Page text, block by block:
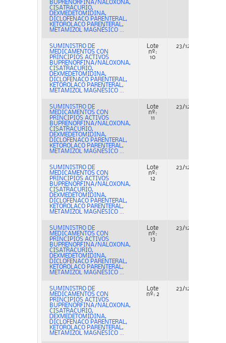
BUPRENORFINA/NALOXONA,
CISATRACURIO,
DEXMEDETOMIDINA,
DICLOFENACO PARENTERAL,
KETOROLACO PARENTERAL,
METAMIZOL MAGNÉSICO ...
SUMINISTRO DE
MEDICAMENTOS CON
PRINCIPIOS ACTIVOS
BUPRENORFINA/NALOXONA,
CISATRACURIO,
DEXMEDETOMIDINA,
DICLOFENACO PARENTERAL,
KETOROLACO PARENTERAL,
METAMIZOL MAGNÉSICO ...
Lote
nº:
10
23/12/2022
SUMINISTRO DE
MEDICAMENTOS CON
PRINCIPIOS ACTIVOS
BUPRENORFINA/NALOXONA,
CISATRACURIO,
DEXMEDETOMIDINA,
DICLOFENACO PARENTERAL,
KETOROLACO PARENTERAL,
METAMIZOL MAGNÉSICO ...
Lote
nº:
11
23/12/2022
SUMINISTRO DE
MEDICAMENTOS CON
PRINCIPIOS ACTIVOS
BUPRENORFINA/NALOXONA,
CISATRACURIO,
DEXMEDETOMIDINA,
DICLOFENACO PARENTERAL,
KETOROLACO PARENTERAL,
METAMIZOL MAGNÉSICO ...
Lote
nº:
12
23/12/2022
SUMINISTRO DE
MEDICAMENTOS CON
PRINCIPIOS ACTIVOS
BUPRENORFINA/NALOXONA,
CISATRACURIO,
DEXMEDETOMIDINA,
DICLOFENACO PARENTERAL,
KETOROLACO PARENTERAL,
METAMIZOL MAGNÉSICO ...
Lote
nº:
13
23/12/2022
SUMINISTRO DE
MEDICAMENTOS CON
PRINCIPIOS ACTIVOS
BUPRENORFINA/NALOXONA,
CISATRACURIO,
DEXMEDETOMIDINA,
DICLOFENACO PARENTERAL,
KETOROLACO PARENTERAL,
METAMIZOL MAGNÉSICO ...
Lote
nº: 2
23/12/2022